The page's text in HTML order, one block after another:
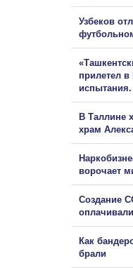
Узбеков
прилетел в
испытания.
В Таллине
храм
ворочает
Создание
Как
брали